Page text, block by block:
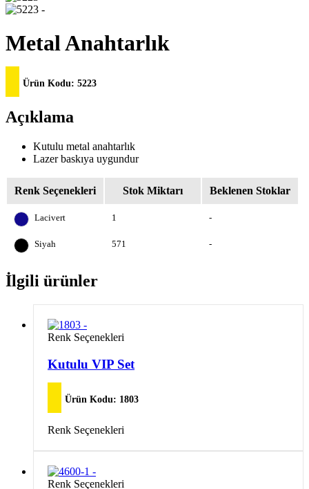
Metal Anahtarlık
Ürün Kodu: 5223
Açıklama
Kutulu metal anahtarlık
Lazer baskıya uygundur
Renk Seçenekleri Stok Miktarı Beklenen Stoklar
Lacivert 1 -
Siyah 571 -
İlgili ürünler
Bu
birden
fazla
varyasyonu
Seçenekler
ürün
sayfasından
seçilebilir
Renk Seçenekleri
Kutulu VIP Set
Ürün Kodu: 1803
Bu
birden
fazla
varyasyonu
Renk Seçenekleri
Bu
Renk Seçenekleri